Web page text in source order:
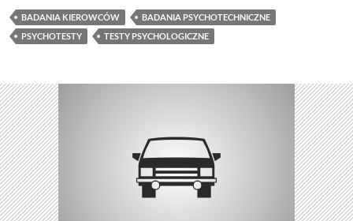
BADANIA KIEROWCÓW
BADANIA PSYCHOTECHNICZNE
PSYCHOTESTY
TESTY PSYCHOLOGICZNE